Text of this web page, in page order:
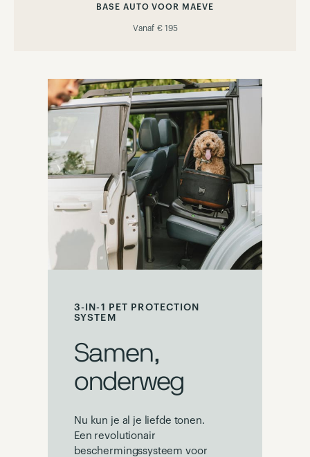
BASE AUTO VOOR MAEVE
Vanaf € 195
3-IN-1 PET PROTECTION
SYSTEM
Samen,
onderweg
Nu kun je al je liefde tonen.
Een revolutionair
beschermingssysteem voor